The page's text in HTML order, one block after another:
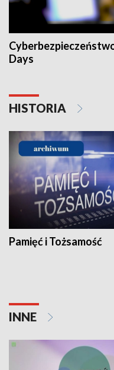
Days
HISTORIA
Pamięć i Tożsamość
INNE